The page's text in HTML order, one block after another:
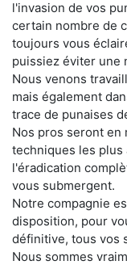
l'invasion de vos
certain nombre de
toujours vous
puissiez éviter une
Nous venons
mais également
trace de punaises
Nos pros seront
techniques les plus
l'éradication
vous submergent.
Notre compagnie
disposition, pour
définitive, tous vos
Nous sommes